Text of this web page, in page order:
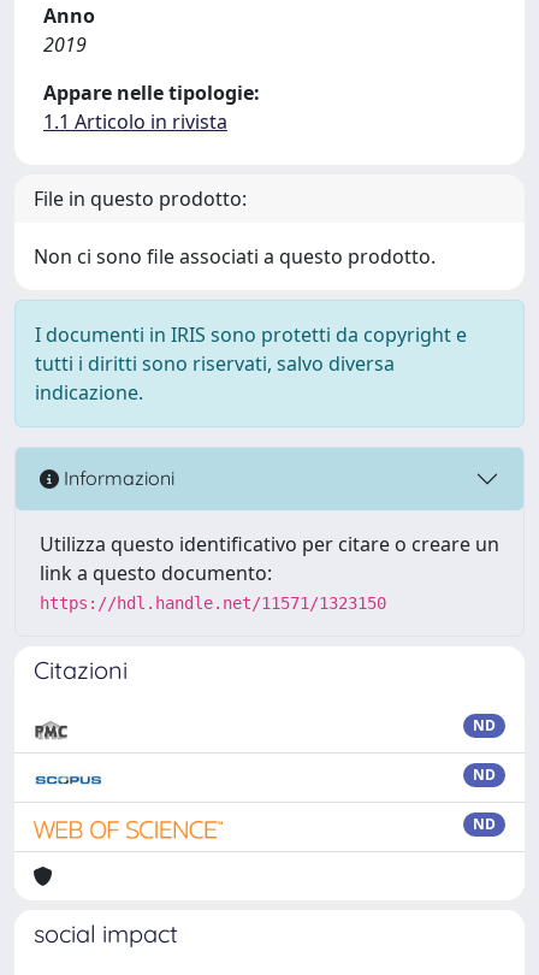
Anno
2019
Appare nelle tipologie:
1.1 Articolo in rivista
File in questo prodotto:
Non ci sono file associati a questo prodotto.
I documenti in IRIS sono protetti da copyright e
tutti i diritti sono riservati, salvo diversa
indicazione.
Informazioni
Utilizza questo identificativo per citare o creare un
link a questo documento:
https://hdl.handle.net/11571/1323150
Citazioni
ND
ND
ND
social impact